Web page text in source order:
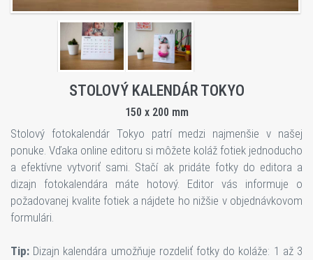
STOLOVÝ KALENDÁR TOKYO
150 x 200 mm
Stolový fotokalendár Tokyo patrí medzi najmenšie v našej
ponuke. Vďaka online editoru si môžete koláž fotiek jednoducho
a efektívne vytvoriť sami. Stačí ak pridáte fotky do editora a
dizajn fotokalendára máte hotový. Editor vás informuje o
požadovanej kvalite fotiek a nájdete ho nižšie v objednávkovom
formulári.
Tip: Dizajn kalendára umožňuje rozdeliť fotky do koláže: 1 až 3